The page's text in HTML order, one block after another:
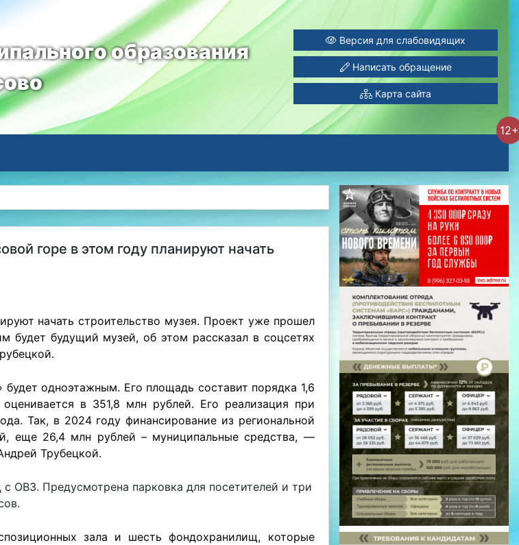
образования
Версия для слабовидящих
Написать обращение
Карта сайта
12+
горе в этом году планируют начать
начать строительство музея. Проект уже прошел
будет будущий музей, об этом рассказал в соцсетях
одноэтажным. Его площадь составит порядка 1,6
в 351,8 млн рублей. Его реализация при
Так, в 2024 году финансирование из региональной
еще 26,4 млн рублей – муниципальные средства, —
Трубецкой.
ОВЗ. Предусмотрена парковка для посетителей и три
зала и шесть фондохранилищ, которые